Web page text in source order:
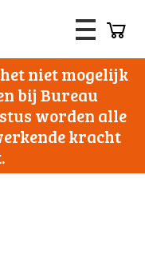
niet mogelijk
bij Bureau
worden alle
kracht